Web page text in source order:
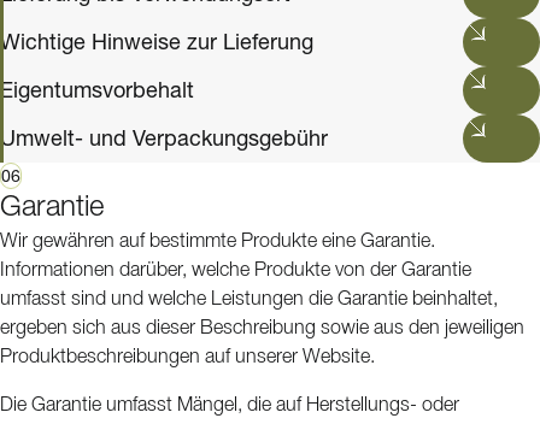
Wichtige Hinweise zur Lieferung
Eigentumsvorbehalt
Umwelt- und Verpackungsgebühr
06
Garantie
Wir gewähren auf bestimmte Produkte eine Garantie.
Informationen darüber, welche Produkte von der Garantie
umfasst sind und welche Leistungen die Garantie beinhaltet,
ergeben sich aus dieser Beschreibung sowie aus den jeweiligen
Produktbeschreibungen auf unserer Website.
Die Garantie umfasst Mängel, die auf Herstellungs- oder